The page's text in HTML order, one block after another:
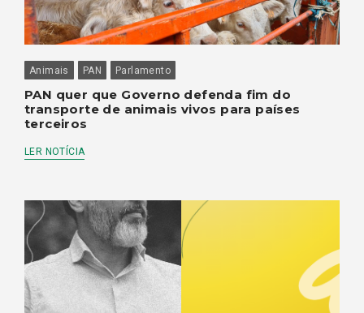
Animais PAN Parlamento
PAN quer que Governo defenda fim do
transporte de animais vivos para países
terceiros
LER NOTÍCIA